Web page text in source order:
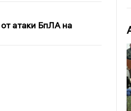
атаки БпЛА на